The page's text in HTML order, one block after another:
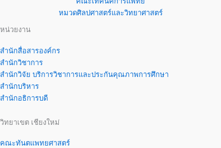
หมวดศิลปศาสตร์และวิทยาศาสตร์
หน่วยงาน
สำนักสื่อสารองค์กร
สำนักวิชาการ
สำนักวิจัย บริการวิชาการและประกันคุณภาพการศึกษา
สำนักบริหาร
สำนักอธิการบดี
วิทยาเขต เชียงใหม่
คณะทันตแพทยศาสตร์